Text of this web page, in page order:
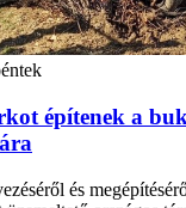
építenek a
és